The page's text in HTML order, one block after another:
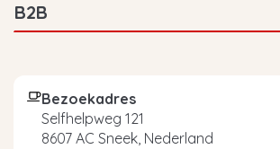
B2B
Bezoekadres
Selfhelpweg 121
8607 AC Sneek, Nederland